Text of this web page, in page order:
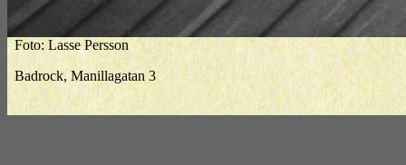
Foto: Lasse Persson
Badrock, Manillagatan 3